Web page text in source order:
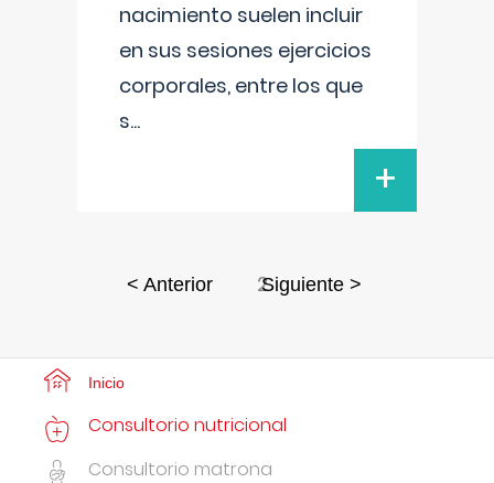
nacimiento suelen incluir
en sus sesiones ejercicios
corporales, entre los que
s...
+
< Anterior 2Siguiente >
Inicio
Consultorio nutricional
Consultorio matrona